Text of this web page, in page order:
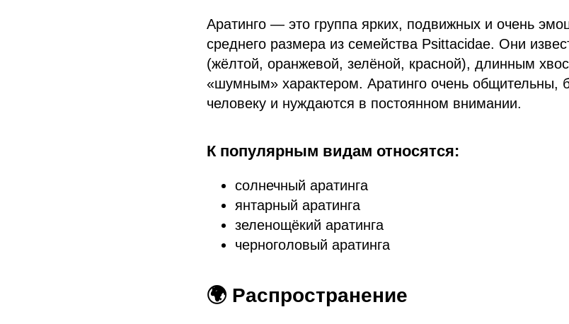
Аратинго — это группа ярких, подвижных и очень
среднего размера из семейства Psittacidae. Они
(жёлтой, оранжевой, зелёной, красной), длинным
«шумным» характером. Аратинго очень общительны,
человеку и нуждаются в постоянном внимании.
К популярным видам относятся:
солнечный аратинга
янтарный аратинга
зеленощёкий аратинга
черноголовый аратинга
🌍 Распространение